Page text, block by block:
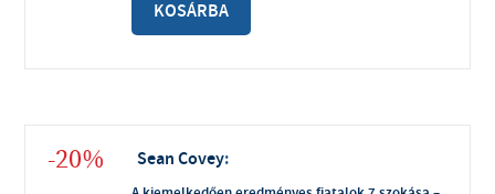
KOSÁRBA
-20% Sean Covey: